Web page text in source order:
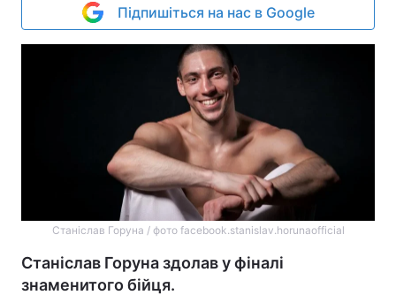
Підпишіться на нас в Google
Станіслав Горуна / фото facebook.stanislav.horunaofficial
Станіслав Горуна здолав у фіналі
знаменитого бійця.